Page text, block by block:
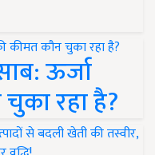
ऊर्जा
रहा है?